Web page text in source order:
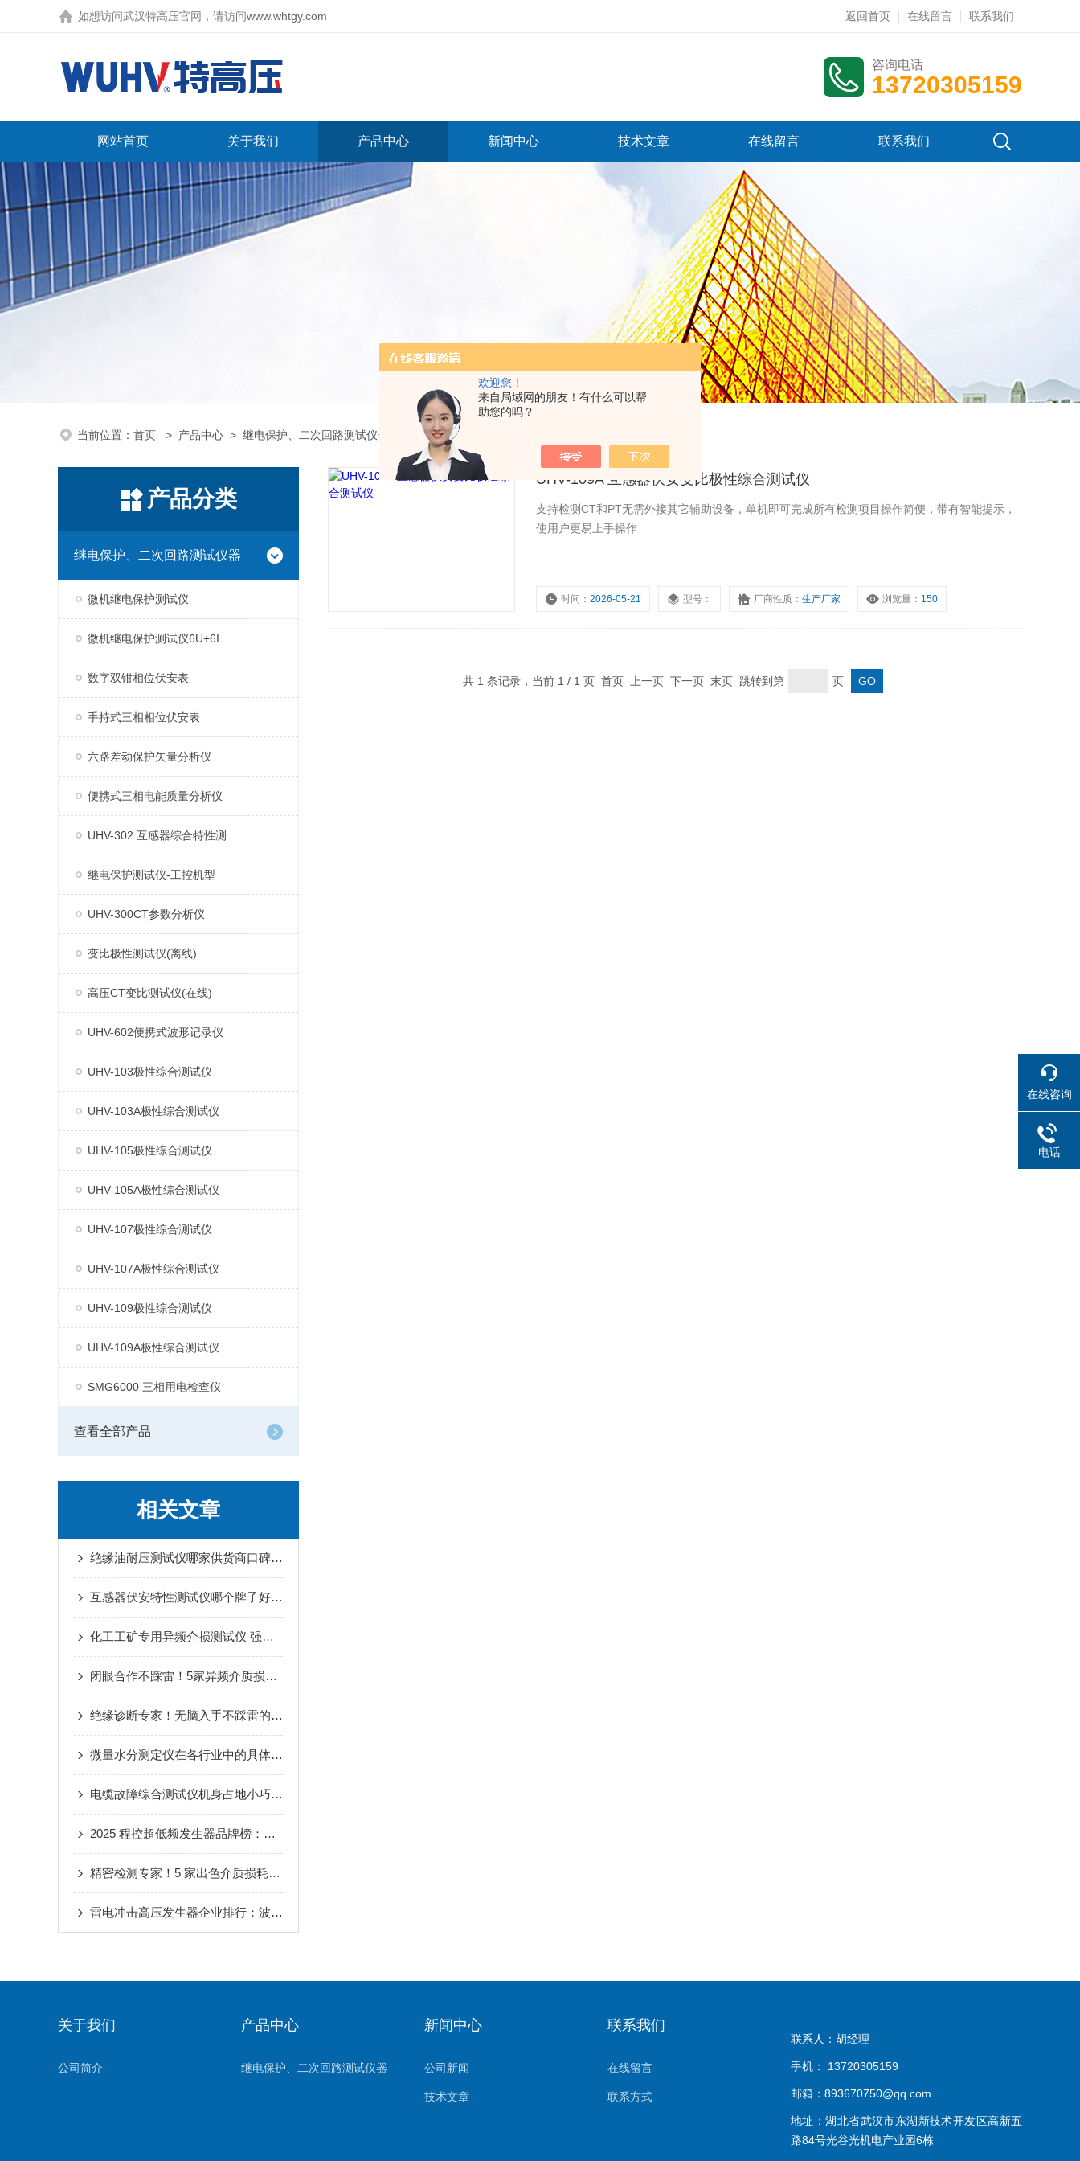
欢迎您！
来自局域网的朋友！有什么可以帮
助您的吗？
如想访问武汉特高压官网，请访问www.whtgy.com 返回首页 在线留言 联系我们
咨询电话
13720305159
网站首页 关于我们 产品中心 新闻中心 技术文章 在线留言 联系我们
当前位置： 首页 > 产品中心 > 继电保护、二次回路测试仪器 UHV-109A极性综合测试仪
产品分类
继电保护、二次回路测试仪器
微机继电保护测试仪
微机继电保护测试仪6U+6I
数字双钳相位伏安表
手持式三相相位伏安表
六路差动保护矢量分析仪
便携式三相电能质量分析仪
UHV-302 互感器综合特性测
继电保护测试仪-工控机型
UHV-300CT参数分析仪
变比极性测试仪(离线)
高压CT变比测试仪(在线)
UHV-602便携式波形记录仪
UHV-103极性综合测试仪
UHV-103A极性综合测试仪
UHV-105极性综合测试仪
UHV-105A极性综合测试仪
UHV-107极性综合测试仪
UHV-107A极性综合测试仪
UHV-109极性综合测试仪
UHV-109A极性综合测试仪
SMG6000 三相用电检查仪
查看全部产品
相关文章
绝缘油耐压测试仪哪家供货商口碑好？
互感器伏安特性测试仪哪个牌子好：互感器综合特性测试的实践
化工工矿专用异频介损测试仪 强抗干扰 厂区高压绝缘隐患筛查
闭眼合作不踩雷！5家异频介质损耗测试仪靠谱厂家推荐
绝缘诊断专家！无脑入手不踩雷的5大介损仪实力厂家，品质与性价比双碾压！
微量水分测定仪在各行业中的具体应用介绍
电缆故障综合测试仪机身占地小巧｜武汉特高压线路抢修设备
2025 程控超低频发生器品牌榜：武汉特高压凭啥成化工性价比之选？
精密检测专家！5 家出色介质损耗测试仪厂商，核心技术先行同行
雷电冲击高压发生器企业排行：波形标准度与操作安全性如何兼得？
UHV-109A 互感器伏安变比极性综合测试仪
支持检测CT和PT无需外接其它辅助设备，单机即可完成所有检测项目操作简便，带有智能提示，
使用户更易上手操作
时间：2026-05-21 型号： 厂商性质：生产厂家 浏览量： 150
共 1 条记录，当前 1 / 1 页 首页 上一页 下一页 末页 跳转到第 页
关于我们
公司简介
产品中心
继电保护、二次回路测试仪器
新闻中心
公司新闻
技术文章
联系我们
在线留言
联系方式
联系人：胡经理
手机： 13720305159
邮箱：893670750@qq.com
地址：湖北省武汉市东湖新技术开发区高新五
路84号光谷光机电产业园6栋
在线咨询
电话